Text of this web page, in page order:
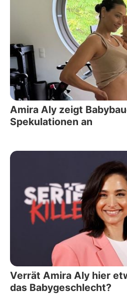
Amira Aly zeigt
Spekulationen an
Verrät Amira Aly hier
das Babygeschlecht?